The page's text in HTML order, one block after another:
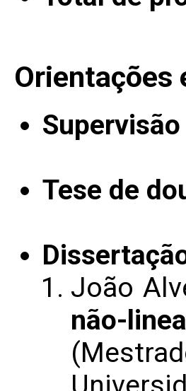
Orientações
Tese de
João
não-